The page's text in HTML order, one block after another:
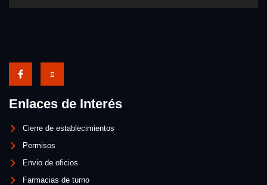
Enlaces de Interés
Cierre de establecimientos
Permisos
Envio de oficios
Farmacias de turno